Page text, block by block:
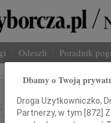
Odeszli Poradnik
I NAZWISKO:
Dbamy o Twoją
Droga Użytkowniczko,
Partnerzy, w tym [872]